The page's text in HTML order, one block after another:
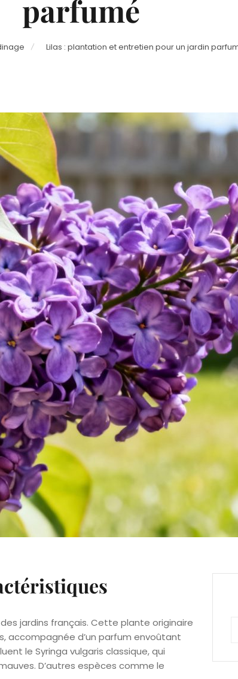
parfumé
Lilas : plantation et entretien pour un jardin
jardins français. Cette plante originaire
accompagnée d’un parfum envoûtant
le Syringa vulgaris classique, qui
D’autres espèces comme le